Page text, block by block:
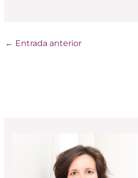
← Entrada anterior